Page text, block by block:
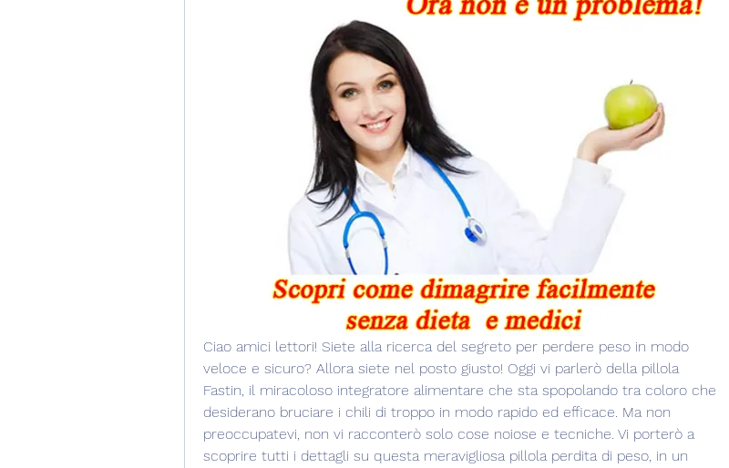
Ciao amici lettori! Siete alla ricerca del segreto per perdere peso in modo
veloce e sicuro? Allora siete nel posto giusto! Oggi vi parlerò della pillola
Fastin, il miracoloso integratore alimentare che sta spopolando tra coloro che
desiderano bruciare i chili di troppo in modo rapido ed efficace. Ma non
preoccupatevi, non vi racconterò solo cose noiose e tecniche. Vi porterò a
scoprire tutti i dettagli su questa meravigliosa pillola perdita di peso, in un